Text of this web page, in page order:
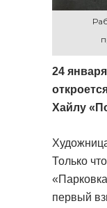
24
Хайлу
Только
первый